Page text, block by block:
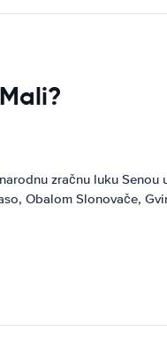
zračnu luku Senou
Obalom Slonovače,